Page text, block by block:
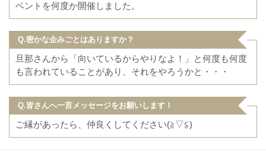
ベントを何度か開催しました。
Q.密かな企みごとはありますか？
旦那さんから「向いているからやりなよ！」と何度も何度
も言われていることがあり、それをやろうかと・・・
Q.皆さんへ一言メッセージをお願いします！
ご縁があったら、仲良くしてください(≧▽≦)